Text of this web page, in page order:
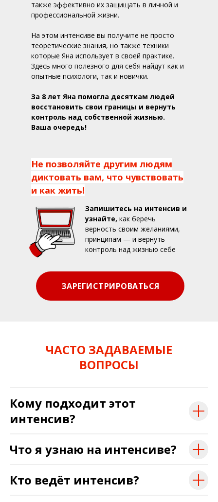
также эффективно их защищать в личной и
профессиональной жизни.
На этом интенсиве вы получите не просто
теоретические знания, но также техники
которые Яна использует в своей практике.
Здесь много полезного для себя найдут как и
опытные психологи, так и новички.
За 8 лет Яна помогла десяткам людей
восстановить свои границы и вернуть
контроль над собственной жизнью.
Ваша очередь!
Запишитесь на интенсив и
узнайте, как беречь
верность своим желаниями,
принципам — и вернуть
контроль над жизнью себе
Не позволяйте другим людям
диктовать вам, что чувствовать
и как жить!
ЗАРЕГИСТРИРОВАТЬСЯ
ЧАСТО ЗАДАВАЕМЫЕ
ВОПРОСЫ
Кому подходит этот
интенсив?
Что я узнаю на интенсиве?
Кто ведёт интенсив?